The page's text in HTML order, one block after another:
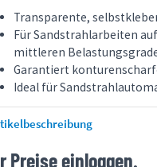
Transparente,
Für Sandstrahlarbeiten
mittleren
Garantiert
Ideal für
Preise einloggen.